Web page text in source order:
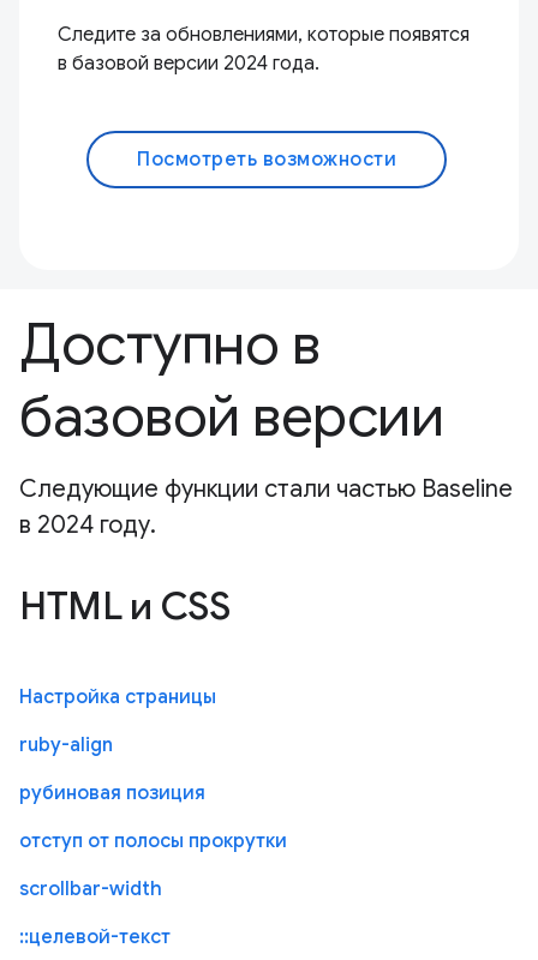
Следите за обновлениями, которые появятся
в базовой версии 2024 года.
Посмотреть возможности
Доступно в
базовой версии
Следующие функции стали частью Baseline
в 2024 году.
HTML и CSS
Настройка страницы
ruby-align
рубиновая позиция
отступ от полосы прокрутки
scrollbar-width
::целевой-текст